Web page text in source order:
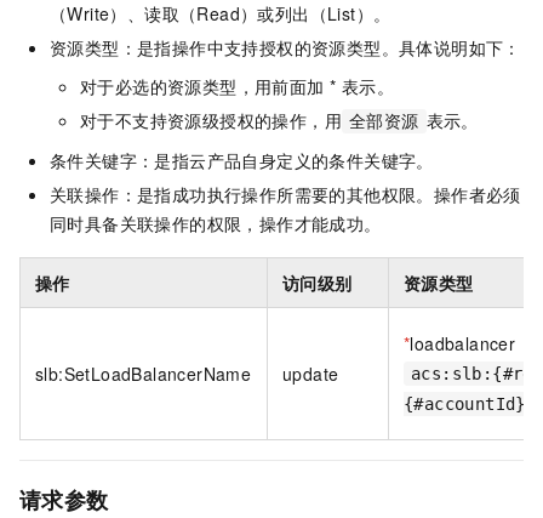
（Write）、读取（Read）或列出（List）。
资源类型：是指操作中支持授权的资源类型。具体说明如下：
对于必选的资源类型，用前面加 * 表示。
对于不支持资源级授权的操作，用 全部资源 表示。
条件关键字：是指云产品自身定义的条件关键字。
关联操作：是指成功执行操作所需要的其他权限。操作者必须
同时具备关联操作的权限，操作才能成功。
操作 访问级别 资源类型
slb:SetLoadBalancerName update
*loadbalancer
请求参数